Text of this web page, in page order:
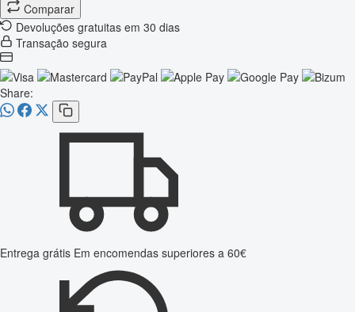
Comparar
Devoluções gratuitas em 30 dias
Transação segura
Share:
Entrega grátis Em encomendas superiores a 60€